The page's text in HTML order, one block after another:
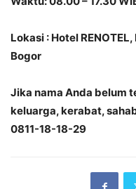
Lokasi : Hotel
Bogor
Jika nama Anda belum
keluarga, kerabat,
0811-18-18-29